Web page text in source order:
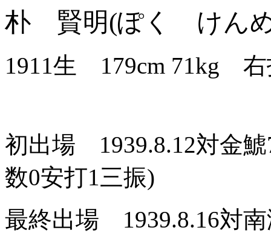
朴 賢明(ぽく けん
1911生 179cm 71kg
初出場 1939.8.12対金
数0安打1三振)
最終出場 1939.8.16対